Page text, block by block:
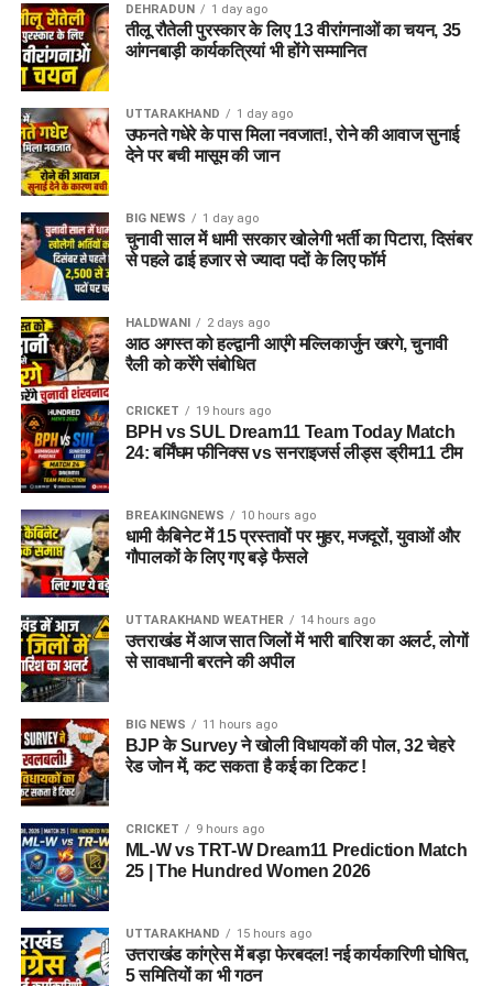
अगर यह योजना धरातल पर उतरती है तो संस्थागत जीवन की जगह उन्हें
परिवार जैसा माहौल, बेहतर स्वतंत्रता और सामाजिक वातावरण मिल
सकेगा। इससे बच्चों और महिलाओं के मानसिक और सामाजिक विकास में
भी मदद मिलने की उम्मीद है।
DEHRADUN 1 day ago
तीलू रौतेली पुरस्कार के लिए 13 वीरांगनाओं का चयन, 35
आंगनबाड़ी कार्यकत्रियां भी होंगे सम्मानित
UTTARAKHAND 1 day ago
उफनते गधेरे के पास मिला नवजात!, रोने की आवाज सुनाई
देने पर बची मासूम की जान
BIG NEWS 1 day ago
चुनावी साल में धामी सरकार खोलेगी भर्ती का पिटारा, दिसंबर
से पहले ढाई हजार से ज्यादा पदों के लिए फॉर्म
HALDWANI 2 days ago
आठ अगस्त को हल्द्वानी आएंगे मल्लिकार्जुन खरगे, चुनावी
रैली को करेंगे संबोधित
CRICKET 19 hours ago
BPH vs SUL Dream11 Team Today Match
24: बर्मिंघम फीनिक्स vs सनराइजर्स लीड्स ड्रीम11 टीम
BREAKINGNEWS 10 hours ago
धामी कैबिनेट में 15 प्रस्तावों पर मुहर, मजदूरों, युवाओं और
गौपालकों के लिए गए बड़े फैसले
UTTARAKHAND WEATHER 14 hours ago
उत्तराखंड में आज सात जिलों में भारी बारिश का अलर्ट, लोगों
से सावधानी बरतने की अपील
BIG NEWS 11 hours ago
BJP के Survey ने खोली विधायकों की पोल, 32 चेहरे
रेड जोन में, कट सकता है कई का टिकट !
CRICKET 9 hours ago
ML-W vs TRT-W Dream11 Prediction Match
25 | The Hundred Women 2026
UTTARAKHAND 15 hours ago
उत्तराखंड कांग्रेस में बड़ा फेरबदल! नई कार्यकारिणी घोषित,
5 समितियों का भी गठन